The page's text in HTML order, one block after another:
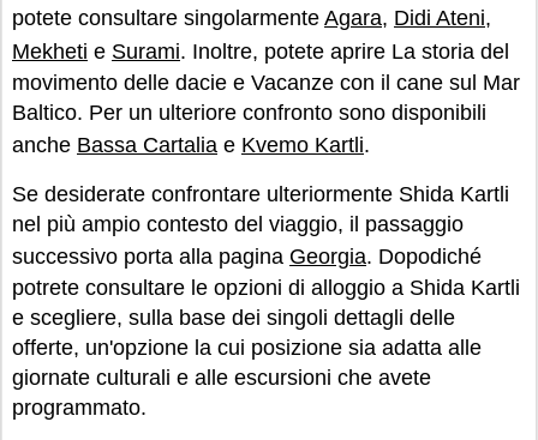
potete consultare singolarmente Agara, Didi Ateni,
Mekheti e Surami. Inoltre, potete aprire La storia del
movimento delle dacie e Vacanze con il cane sul Mar
Baltico. Per un ulteriore confronto sono disponibili
anche Bassa Cartalia e Kvemo Kartli.
Se desiderate confrontare ulteriormente Shida Kartli
nel più ampio contesto del viaggio, il passaggio
successivo porta alla pagina Georgia. Dopodiché
potrete consultare le opzioni di alloggio a Shida Kartli
e scegliere, sulla base dei singoli dettagli delle
offerte, un'opzione la cui posizione sia adatta alle
giornate culturali e alle escursioni che avete
programmato.